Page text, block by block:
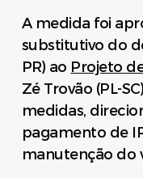
A medida foi
substitutivo do
PR) ao Projeto
Zé Trovão (PL-
medidas,
pagamento de
manutenção do